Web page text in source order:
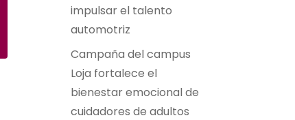
impulsar el talento
automotriz
Campaña del campus
Loja fortalece el
bienestar emocional de
cuidadores de adultos